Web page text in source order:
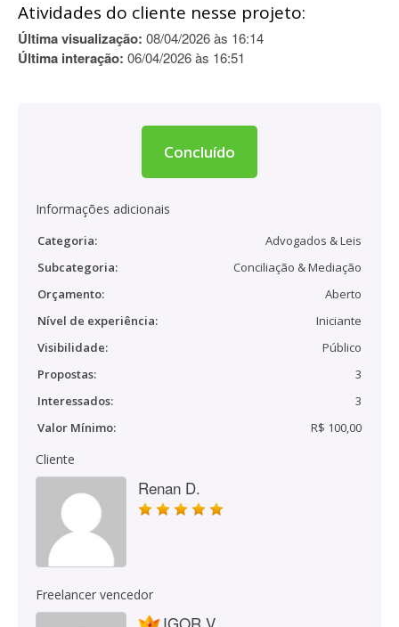
Atividades do cliente nesse projeto:
Última visualização: 08/04/2026 às 16:14
Última interação: 06/04/2026 às 16:51
Concluído
Informações adicionais
Categoria:
Advogados & Leis
Subcategoria:
Conciliação & Mediação
Orçamento:
Aberto
Nível de experiência:
Iniciante
Visibilidade:
Público
Propostas:
3
Interessados:
3
Valor Mínimo:
R$ 100,00
Cliente
Renan D.
Freelancer vencedor